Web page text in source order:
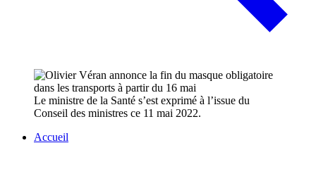
Le ministre de la Santé s’est exprimé à l’issue du
Conseil des ministres ce 11 mai 2022.
Accueil